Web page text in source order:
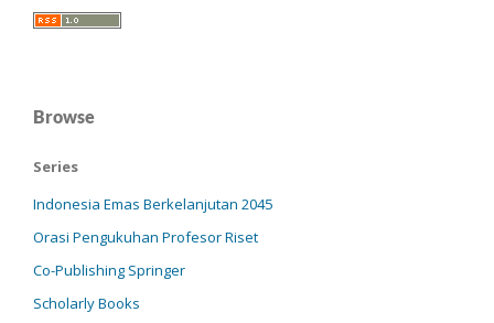
Browse
Series
Indonesia Emas Berkelanjutan 2045
Orasi Pengukuhan Profesor Riset
Co-Publishing Springer
Scholarly Books